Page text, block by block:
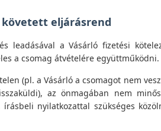
eljárásrend
leadásával a Vásárló fizetési
a csomag átvételére együttműködni.
(pl. a Vásárló a csomagot nem
az önmagában nem
nyilatkozattal szükséges